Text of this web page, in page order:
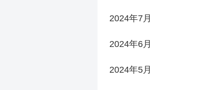
2024年7月
2024年6月
2024年5月